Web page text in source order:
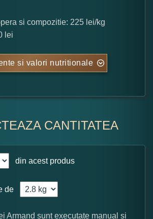
si compozitie: 225 lei/kg
lei
si valori nutritionale
CANTITATEA
din acest produs
de
Armand sunt executate manual si